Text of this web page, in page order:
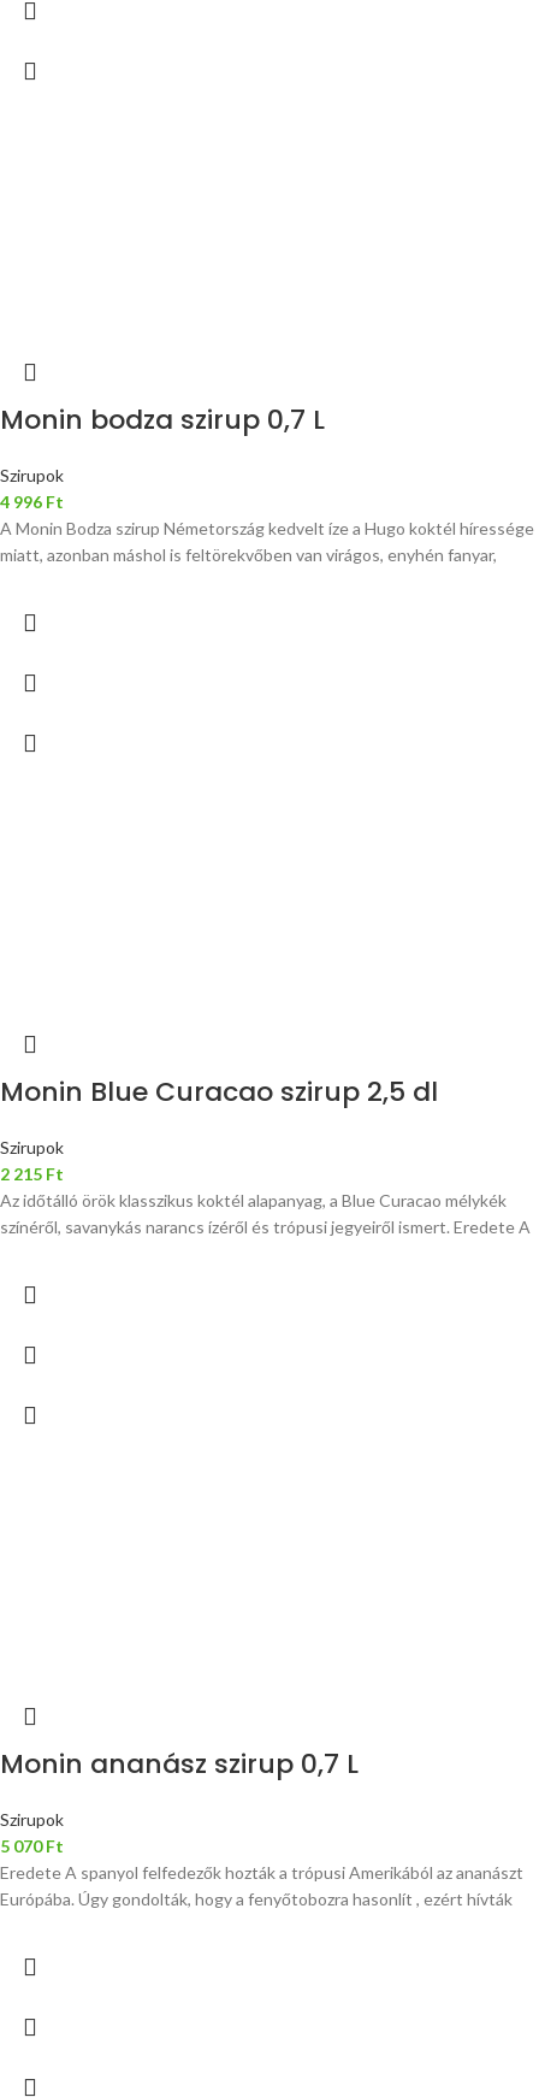
Monin bodza szirup 0,7 L
Szirupok
4 996 Ft
A Monin Bodza szirup Németország kedvelt íze a Hugo koktél híressége
miatt, azonban máshol is feltörekvőben van virágos, enyhén fanyar,
Monin Blue Curacao szirup 2,5 dl
Szirupok
2 215 Ft
Az időtálló örök klasszikus koktél alapanyag, a Blue Curacao mélykék
színéről, savanykás narancs ízéről és trópusi jegyeiről ismert. Eredete A
Monin ananász szirup 0,7 L
Szirupok
5 070Ft
Eredete A spanyol felfedezők hozták a trópusi Amerikából az ananászt
Európába. Úgy gondolták, hogy a fenyőtobozra hasonlít , ezért hívták